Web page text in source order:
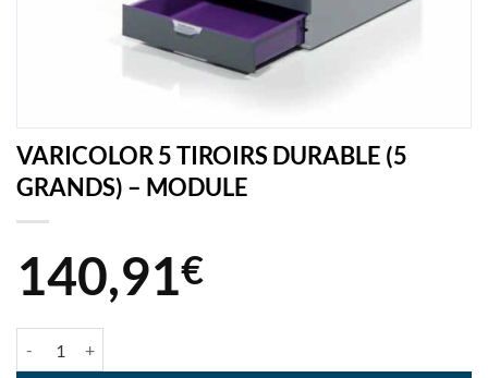
VARICOLOR 5 TIROIRS DURABLE (5
GRANDS) – MODULE
140,91€